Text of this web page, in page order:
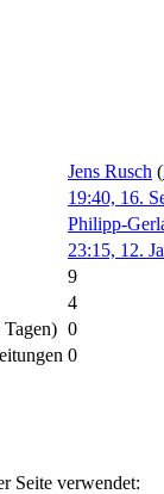
Jens Rusch (
19:40, 16.
Philipp-
23:15, 12.
9
4
0
0
Seite verwendet: